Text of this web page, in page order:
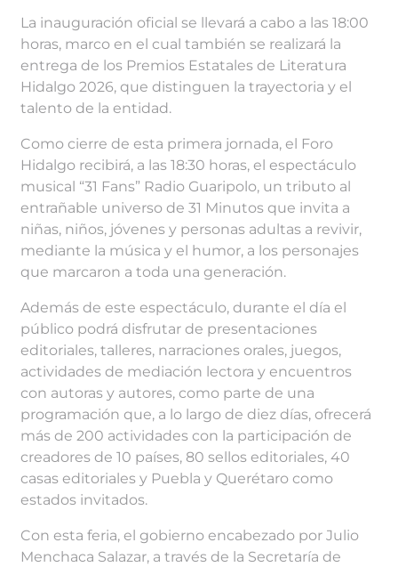
La inauguración oficial se llevará a cabo a las 18:00
horas, marco en el cual también se realizará la
entrega de los Premios Estatales de Literatura
Hidalgo 2026, que distinguen la trayectoria y el
talento de la entidad.
Como cierre de esta primera jornada, el Foro
Hidalgo recibirá, a las 18:30 horas, el espectáculo
musical “31 Fans” Radio Guaripolo, un tributo al
entrañable universo de 31 Minutos que invita a
niñas, niños, jóvenes y personas adultas a revivir,
mediante la música y el humor, a los personajes
que marcaron a toda una generación.
Además de este espectáculo, durante el día el
público podrá disfrutar de presentaciones
editoriales, talleres, narraciones orales, juegos,
actividades de mediación lectora y encuentros
con autoras y autores, como parte de una
programación que, a lo largo de diez días, ofrecerá
más de 200 actividades con la participación de
creadores de 10 países, 80 sellos editoriales, 40
casas editoriales y Puebla y Querétaro como
estados invitados.
Con esta feria, el gobierno encabezado por Julio
Menchaca Salazar, a través de la Secretaría de